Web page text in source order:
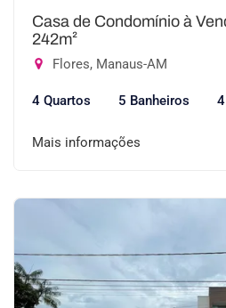
Casa de Condomínio à
242m²
Flores, Manaus-AM
4 Quartos 5 Banheiros
Mais informações